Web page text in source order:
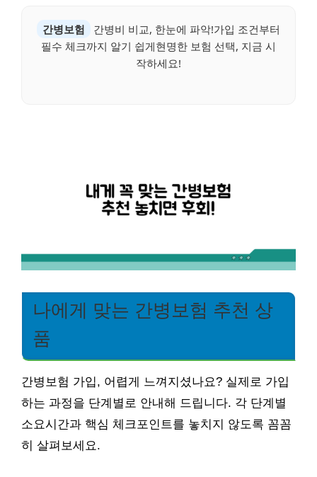
간병보험
간병비 비교, 한눈에 파악!가입 조건부터
필수 체크까지 알기 쉽게현명한 보험 선택, 지금 시
작하세요!
나에게 맞는 간병보험 추천 상
품
간병보험 가입, 어렵게 느껴지셨나요? 실제로 가입
하는 과정을 단계별로 안내해 드립니다. 각 단계별
소요시간과 핵심 체크포인트를 놓치지 않도록 꼼꼼
히 살펴보세요.